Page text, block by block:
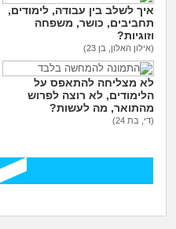
איך לשלב בין עבודה, לימודים,
תחביבים, כושר, משפחה
וזוגיות?
(אילון האלון, בן 23)
לא מצליחה להתאפס על
הלימודים, לא רוצה לפרוש
מהתואר, מה לעשות?
(די, בת 24)